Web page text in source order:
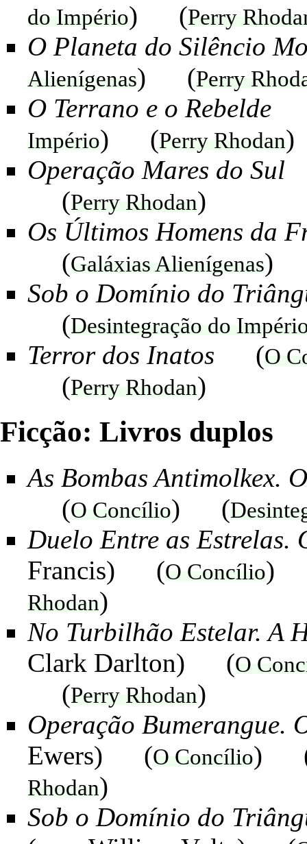
do Império) (Perry
O Planeta do Silêncio
Alienígenas) (Perry
O Terrano e o Rebelde
Império) (Perry Rhodan)
Operação Mares do Sul
(Perry Rhodan)
Os Últimos Homens da
(Galáxias Alienígenas)
Sob o Domínio do
(Desintegração do
Terror dos Inatos (O
(Perry Rhodan)
Ficção: Livros duplos
As Bombas Antimolkex.
(O Concílio) (
Duelo Entre as Estrelas.
Francis) (O Concílio)
Rhodan)
No Turbilhão Estelar. A
Clark Darlton) (O
(Perry Rhodan)
Operação Bumerangue.
Ewers) (O Concílio)
Rhodan)
Sob o Domínio do